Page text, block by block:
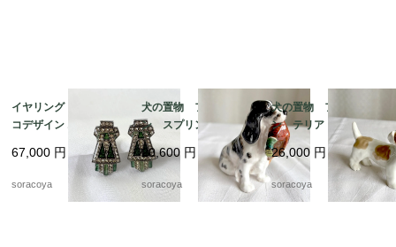
イヤリング アールデ
コデザイン エメラルド
グリーン エナメル加
工 12acen27
67,000 円
soracoya
犬の置物 フィギュリ
ン スプリンガースパ
ニエルとキジ 猟犬
ロイヤルドルトン 19
otm43-2
20,600 円
soracoya
犬の置物 フィギュリ
ン テリア 陶器製
ロイヤルドックス 19
otm43
26,000 円
soracoya